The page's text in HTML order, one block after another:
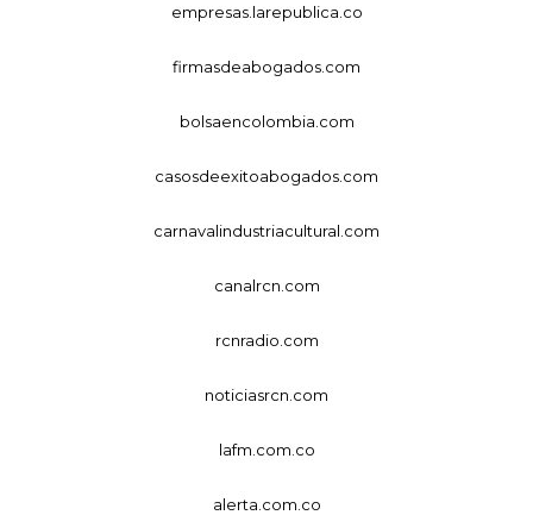
empresas.larepublica.co
firmasdeabogados.com
bolsaencolombia.com
casosdeexitoabogados.com
carnavalindustriacultural.com
canalrcn.com
rcnradio.com
noticiasrcn.com
lafm.com.co
alerta.com.co